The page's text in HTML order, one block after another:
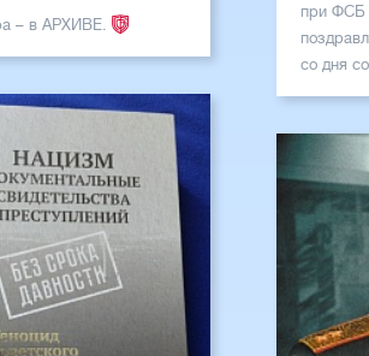
– в АРХИВЕ.
при ФСБ
со дня